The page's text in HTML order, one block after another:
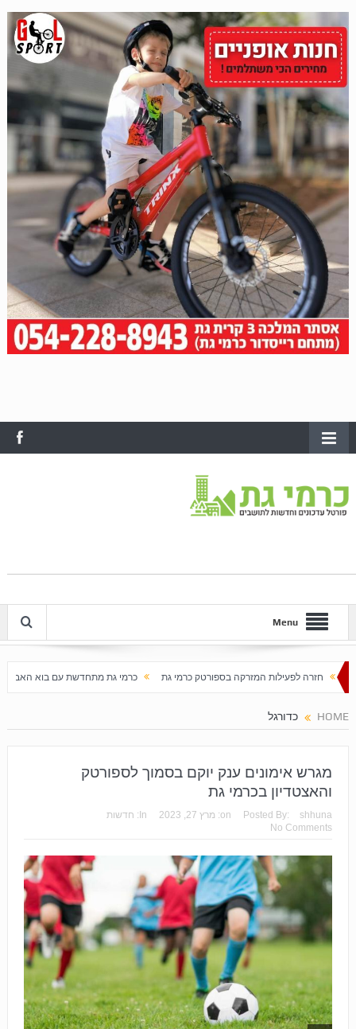
Menu
המזרקה בספורטק כרמי גת כרמי גת מתחדשת עם בוא האביב עלייה חדה במחירי
HOME כדורגל
מגרש אימונים ענק יוקם בסמוך לספורטק
והאצטדיון בכרמי גת
Posted By: shhuna
on: מרץ 27, 2023 In:
חדשות
No Comments